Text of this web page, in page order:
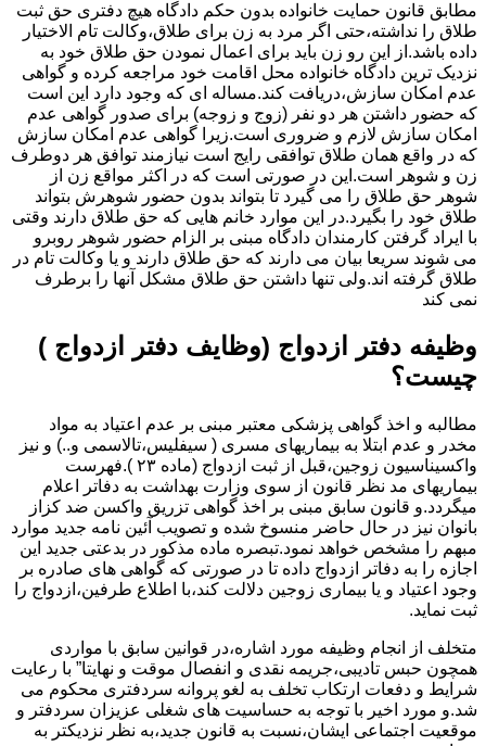
مطابق قانون حمایت خانواده بدون حکم دادگاه هیچ دفتری حق ثبت
طلاق را نداشته،حتی اگر مرد به زن برای طلاق،وکالت تام الاختیار
داده باشد.از این رو زن باید برای اعمال نمودن حق طلاق خود به
نزدیک ترین دادگاه خانواده محل اقامت خود مراجعه کرده و گواهی
عدم امکان سازش،دریافت کند.مساله ای که وجود دارد این است
که حضور داشتن هر دو نفر (زوج و زوجه) برای صدور گواهی عدم
امکان سازش لازم و ضروری است.زیرا گواهی عدم امکان سازش
که در واقع همان طلاق توافقی رایج است نیازمند توافق هر دوطرف
زن و شوهر است.این در صورتی است که در اکثر مواقع زن از
شوهر حق طلاق را می گیرد تا بتواند بدون حضور شوهرش بتواند
طلاق خود را بگیرد.در این موارد خانم هایی که حق طلاق دارند وقتی
با ایراد گرفتن کارمندان دادگاه مبنی بر الزام حضور شوهر روبرو
می شوند سریعا بیان می دارند که حق طلاق دارند و یا وکالت تام در
طلاق گرفته اند.ولی تنها داشتن حق طلاق مشکل آنها را برطرف
نمی کند
وظیفه دفتر ازدواج (وظایف دفتر ازدواج )
چیست؟
مطالبه و اخذ گواهی پزشکی معتبر مبنی بر عدم اعتیاد به مواد
مخدر و عدم ابتلا به بیماریهای مسری ( سیفلیس،تالاسمی و..) و نیز
واکسیناسیون زوجین،قبل از ثبت ازدواج (ماده ۲۳ ).فهرست
بیماریهای مد نظر قانون از سوی وزارت بهداشت به دفاتر اعلام
میگردد.و قانون سابق مبنی بر اخذ گواهی تزریق واکسن ضد کزاز
بانوان نیز در حال حاضر منسوخ شده و تصویب آئین نامه جدید موارد
مبهم را مشخص خواهد نمود.تبصره ماده مذکور در بدعتی جدید این
اجازه را به دفاتر ازدواج داده تا در صورتی که گواهی های صادره بر
وجود اعتیاد و یا بیماری زوجین دلالت کند،با اطلاع طرفین،ازدواج را
ثبت نماید.
متخلف از انجام وظیفه مورد اشاره،در قوانین سابق با مواردی
همچون حبس تادیبی،جریمه نقدی و انفصال موقت و نهایتا” با رعایت
شرایط و دفعات ارتکاب تخلف به لغو پروانه سردفتری محکوم می
شد.و مورد اخیر با توجه به حساسیت های شغلی عزیزان سردفتر و
موقعیت اجتماعی ایشان،نسبت به قانون جدید،به نظر نزدیکتر به